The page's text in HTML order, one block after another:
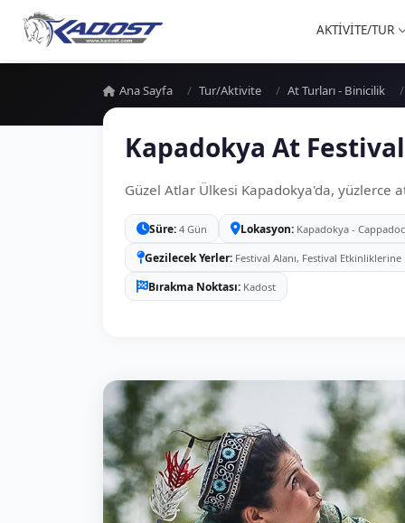
AKTİVİTE/TUR
Ana Sayfa Tur/Aktivite At Turları - Binicilik
Kapadokya At
Güzel Atlar Ülkesi Kapadokya'da, yüzlerce
Süre 4 Gün Lokasyon Kapadokya -
Gezilecek Yerler Festival Alanı, Festival
Bırakma Noktası Kadost